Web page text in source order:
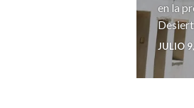
en la
JULIO